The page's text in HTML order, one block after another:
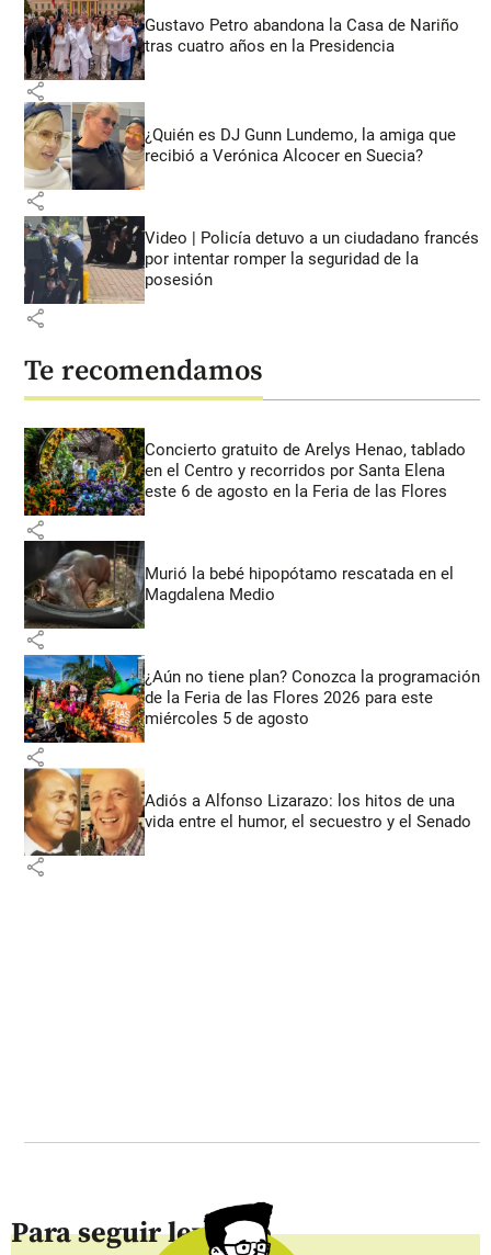
Gustavo Petro abandona la Casa de Nariño
tras cuatro años en la Presidencia
share
¿Quién es DJ Gunn Lundemo, la amiga que
recibió a Verónica Alcocer en Suecia?
share
Video | Policía detuvo a un ciudadano francés
por intentar romper la seguridad de la
posesión
share
Te recomendamos
Concierto gratuito de Arelys Henao, tablado
en el Centro y recorridos por Santa Elena
este 6 de agosto en la Feria de las Flores
share
Murió la bebé hipopótamo rescatada en el
Magdalena Medio
share
¿Aún no tiene plan? Conozca la programación
de la Feria de las Flores 2026 para este
miércoles 5 de agosto
share
Adiós a Alfonso Lizarazo: los hitos de una
vida entre el humor, el secuestro y el Senado
share
Para seguir leyendo